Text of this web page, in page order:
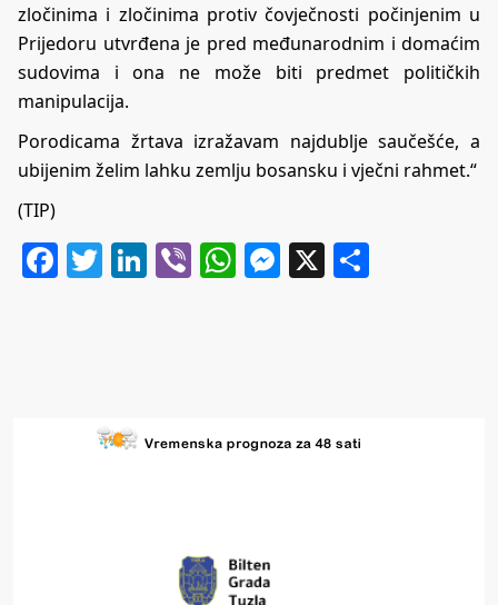
zločinima i zločinima protiv čovječnosti počinjenim u
Prijedoru utvrđena je pred međunarodnim i domaćim
sudovima i ona ne može biti predmet političkih
manipulacija.
Porodicama žrtava izražavam najdublje saučešće, a
ubijenim želim lahku zemlju bosansku i vječni rahmet.“
(TIP)
Facebook
Twitter
LinkedIn
ViberWhatsApp
Messenger
X